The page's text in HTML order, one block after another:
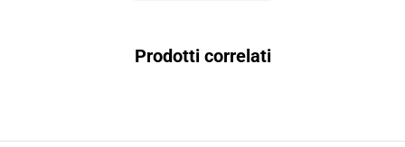
Prodotti correlati